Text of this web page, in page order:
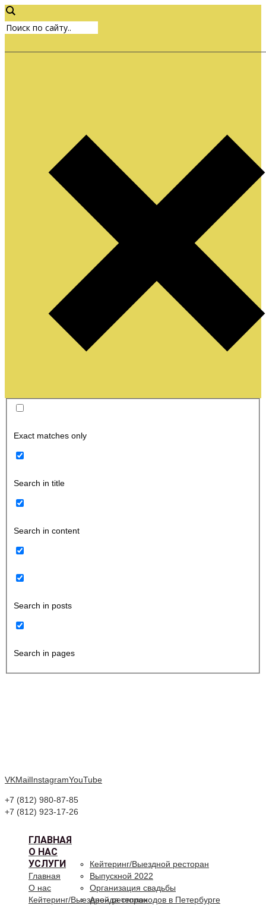
Exact matches only
Search in title
Search in content
Search in posts
Search in pages
VKMailInstagramYouTube
+7 (812) 980-87-85
+7 (812) 923-17-26
ГЛАВНАЯ
О НАС
УСЛУГИ
Кейтеринг/Выездной ресторан
Выпускной 2022
Организация свадьбы
Аренда теплоходов в Петербурге
Главная
О нас
Кейтеринг/Выездной ресторан